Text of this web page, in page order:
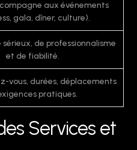
aux événements
gala, dîner, culture).
de professionnalisme
et de fiabilité.
vous, durées, déplacements
pratiques.
Services et